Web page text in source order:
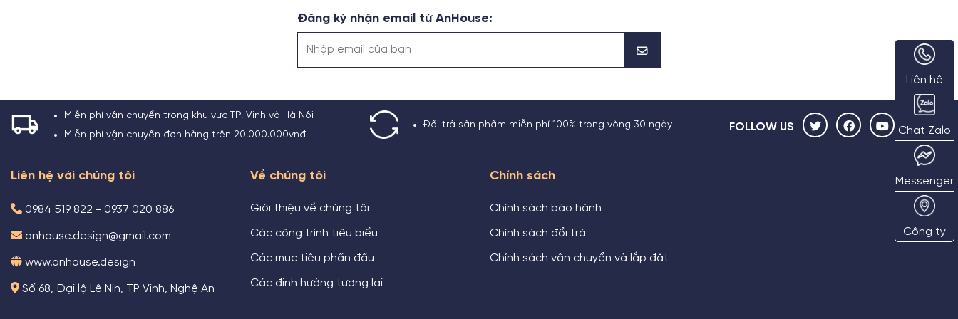
Đăng ký nhận email từ AnHouse:
Liên hệ
Chat Zalo
Messenger
Công ty
Miễn phí vận chuyển trong khu vực TP. Vinh và Hà Nội
Miễn phí vận chuyển đơn hàng trên 20.000.000vnđ
Đổi trả sản phẩm miễn phí 100% trong vòng 30 ngày FOLLOW US
Liên hệ với chúng tôi
0984 519 822 - 0937 020 886
anhouse.design@gmail.com
www.anhouse.design
Số 68, Đại lộ Lê Nin, TP Vinh, Nghệ An
Về chúng tôi
Giới thiệu về chúng tôi
Các công trình tiêu biểu
Các mục tiêu phấn đấu
Các định hướng tương lai
Chính sách
Chính sách bảo hành
Chính sách đổi trả
Chính sách vận chuyển và lắp đặt